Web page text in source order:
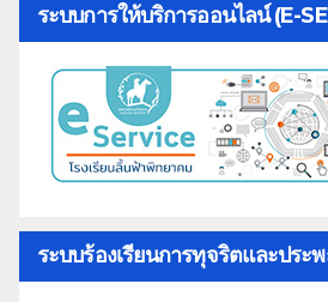
ระบบการให้บริการออนไลน์ (E-
ระบบร้องเรียนการทุจริตและประ